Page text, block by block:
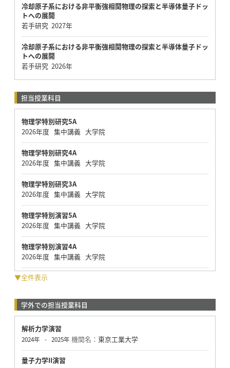
冷却原子系における非平衡強相関物理の探索と半導体量子ドッ
トへの展開
若手研究 2027年
冷却原子系における非平衡強相関物理の探索と半導体量子ドッ
トへの展開
若手研究 2026年
担当授業科目
物理学特別研究5A
2026年度 集中講義 大学院
物理学特別研究4A
2026年度 集中講義 大学院
物理学特別研究3A
2026年度 集中講義 大学院
物理学特別演習5A
2026年度 集中講義 大学院
物理学特別演習4A
2026年度 集中講義 大学院
▼全件表示
学外での担当授業科目
解析力学演習
2024年 - 2025年 機関名： 東京工業大学
量子力学II演習